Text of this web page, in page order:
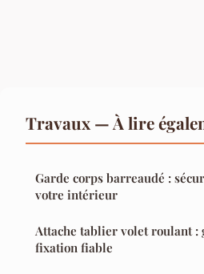
Travaux — À lire
Garde corps barreaudé :
votre intérieur
Attache tablier volet roulant :
fixation fiable